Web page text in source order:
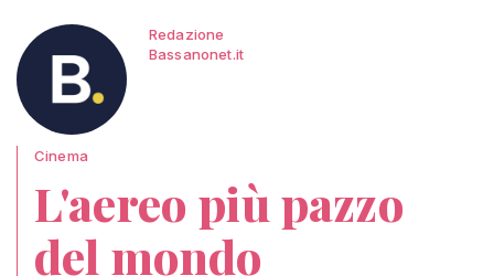
Redazione
Bassanonet.it
Cinema
L'aereo più pazzo
del mondo